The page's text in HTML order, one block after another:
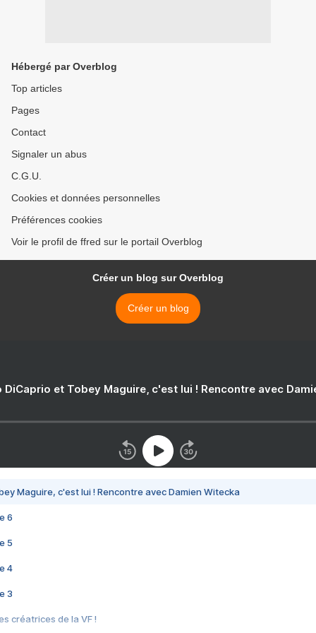
Hébergé par Overblog
Top articles
Pages
Contact
Signaler un abus
C.G.U.
Cookies et données personnelles
Préférences cookies
Voir le profil de ffred sur le portail Overblog
Créer un blog sur Overblog
Créer un blog
DiCaprio et Tobey Maguire, c'est lui ! Rencontre avec
Maguire, c'est lui ! Rencontre avec Damien Witecka
6
5
4
3
créatrices de la VF !